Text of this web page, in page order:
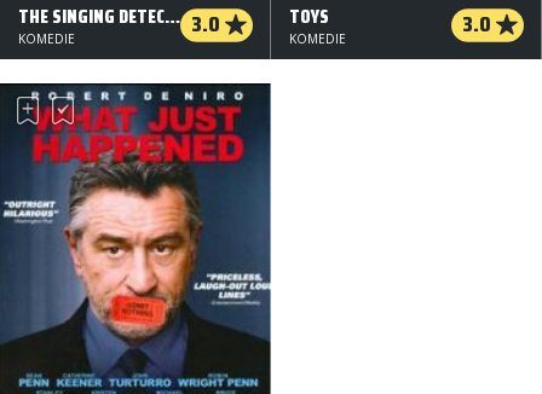
THE SINGING DETECTIVE 3.0
KOMEDIE
TOYS 3.0
KOMEDIE